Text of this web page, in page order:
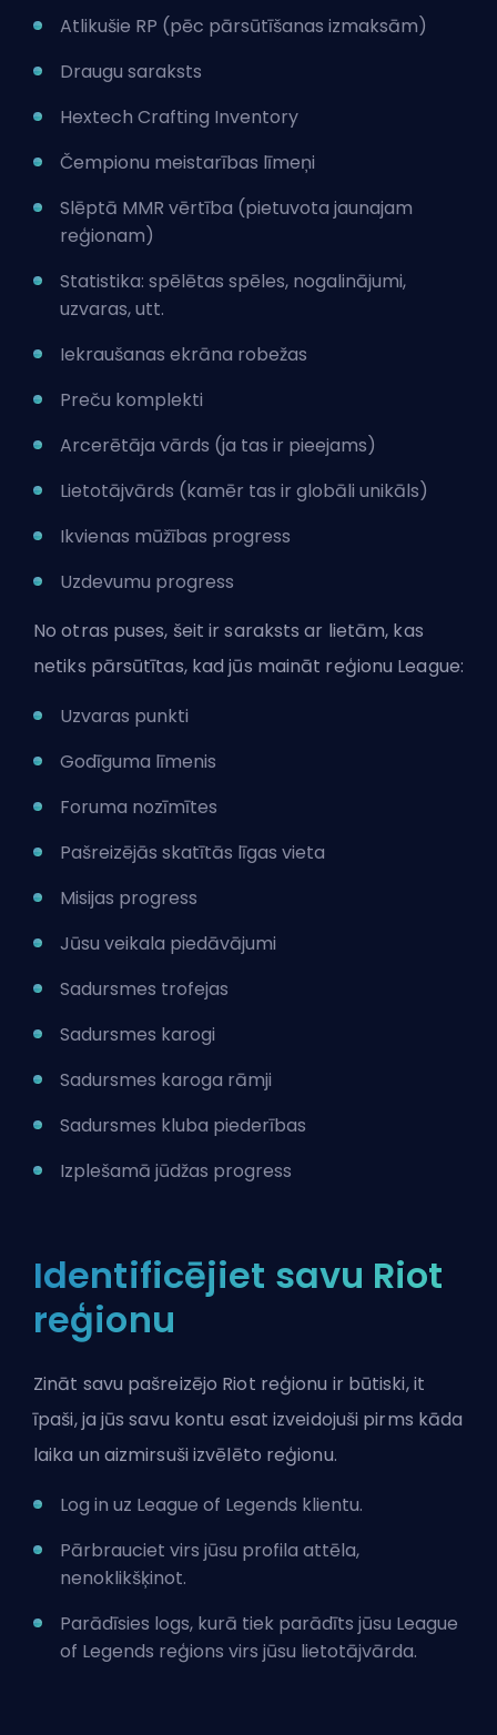
Atlikušie RP (pēc pārsūtīšanas izmaksām)
Draugu saraksts
Hextech Crafting Inventory
Čempionu meistarības līmeņi
Slēptā MMR vērtība (pietuvota jaunajam
reģionam)
Statistika: spēlētas spēles, nogalinājumi,
uzvaras, utt.
Iekraušanas ekrāna robežas
Preču komplekti
Arcerētāja vārds (ja tas ir pieejams)
Lietotājvārds (kamēr tas ir globāli unikāls)
Ikvienas mūžības progress
Uzdevumu progress
No otras puses, šeit ir saraksts ar lietām, kas
netiks pārsūtītas, kad jūs maināt reģionu League:
Uzvaras punkti
Godīguma līmenis
Foruma nozīmītes
Pašreizējās skatītās līgas vieta
Misijas progress
Jūsu veikala piedāvājumi
Sadursmes trofejas
Sadursmes karogi
Sadursmes karoga rāmji
Sadursmes kluba piederības
Izplešamā jūdžas progress
Identificējiet savu Riot
reģionu
Zināt savu pašreizējo Riot reģionu ir būtiski, it
īpaši, ja jūs savu kontu esat izveidojuši pirms kāda
laika un aizmirsuši izvēlēto reģionu.
Log in uz League of Legends klientu.
Pārbrauciet virs jūsu profila attēla,
nenoklikšķinot.
Parādīsies logs, kurā tiek parādīts jūsu League
of Legends reģions virs jūsu lietotājvārda.